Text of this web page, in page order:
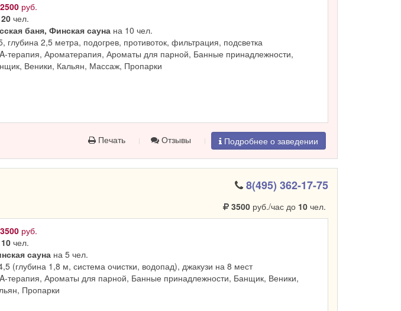
2500 руб.
20 чел.
баня, Финская сауна на 10 чел.
глубина 2,5 метра, подогрев, противоток, фильтрация, подсветка
терапия, Ароматерапия, Ароматы для парной, Банные принадлежности,
Веники, Кальян, Массаж, Пропарки
Печать Отзывы Подробнее о заведении
8(495) 362-17-75
3500руб./час до 10чел.
3500 руб.
10 чел.
сауна на 5 чел.
(глубина 1,8 м, система очистки, водопад), джакузи на 8 мест
терапия, Ароматы для парной, Банные принадлежности, Банщик, Веники,
Пропарки